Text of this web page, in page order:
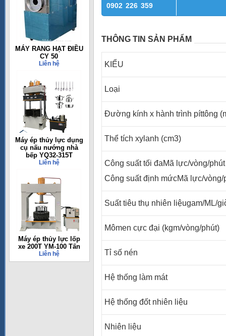
MÁY RANG HẠT ĐIỀU
CY 50
Liên hệ
Máy ép thủy lực dụng
cụ nấu nướng nhà
bếp YQ32-315T
Liên hệ
Máy ép thủy lực lốp
xe 200T YM-100 Tấn
Liên hệ
0902 226 359
THÔNG TIN SẢN PHẨM
KIỂU
Loại
Đường kính x hành trình píttông
Thể tích xylanh (cm3)
Công suất tối đaMã lực/vòng/phút
Công suất định mứcMã lực/vòng/
Suất tiêu thụ nhiên liệugam/ML/
Mômen cực đại (kgm/vòng/phút)
Tỉ số nén
Hệ thống làm mát
Hệ thống đốt nhiên liệu
Nhiên liệu